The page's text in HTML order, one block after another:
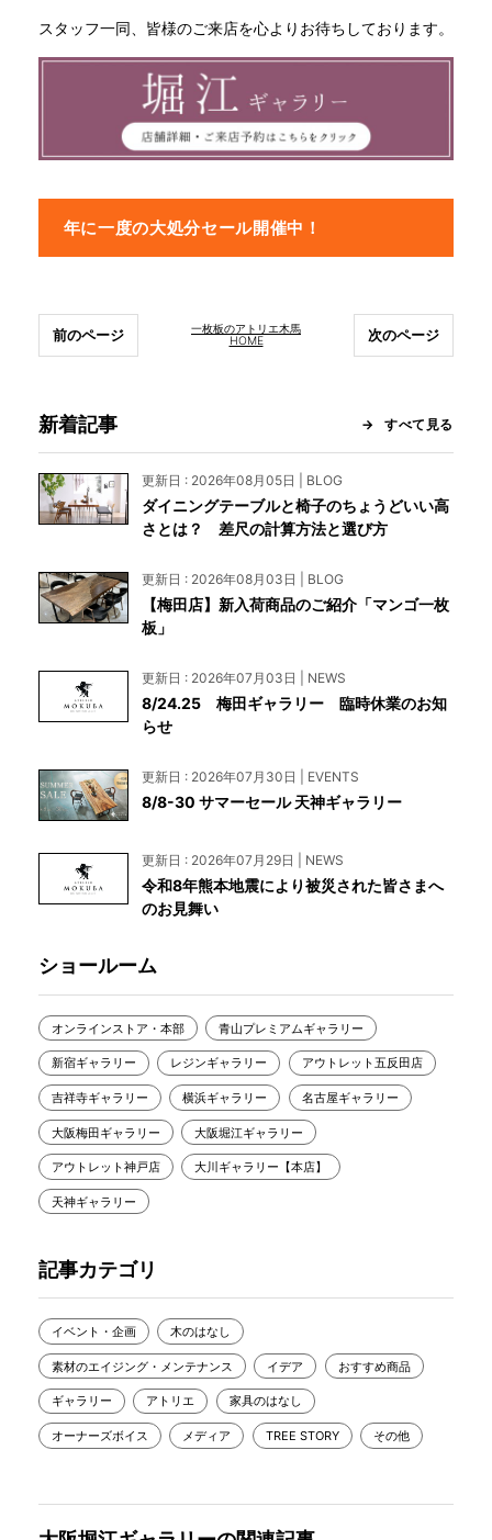
スタッフ一同、皆様のご来店を心よりお待ちしております。
年に一度の大処分セール開催中！
一枚板のアトリエ木馬
HOME
前のページ 次のページ
新着記事 すべて見る
更新日 : 2026年08月05日 | BLOG
ダイニングテーブルと椅子のちょうどいい高
さとは？ 差尺の計算方法と選び方
更新日 : 2026年08月03日 | BLOG
【梅田店】新入荷商品のご紹介「マンゴ一枚
板」
更新日 : 2026年07月03日 | NEWS
8/24.25 梅田ギャラリー 臨時休業のお知
らせ
更新日 : 2026年07月30日 | EVENTS
8/8-30 サマーセール 天神ギャラリー
更新日 : 2026年07月29日 | NEWS
令和8年熊本地震により被災された皆さまへ
のお見舞い
ショールーム
オンラインストア・本部 青山プレミアムギャラリー
新宿ギャラリー レジンギャラリー アウトレット五反田店
吉祥寺ギャラリー 横浜ギャラリー 名古屋ギャラリー
大阪梅田ギャラリー 大阪堀江ギャラリー
アウトレット神戸店 大川ギャラリー【本店】
天神ギャラリー
記事カテゴリ
イベント・企画 木のはなし
素材のエイジング・メンテナンス イデア おすすめ商品
ギャラリー アトリエ 家具のはなし
オーナーズボイス メディア TREE STORY その他